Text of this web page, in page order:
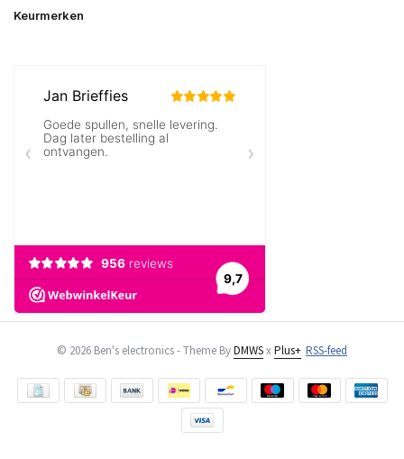
Keurmerken
© 2026 Ben's electronics - Theme ByDMWSxPlus+ RSS-feed